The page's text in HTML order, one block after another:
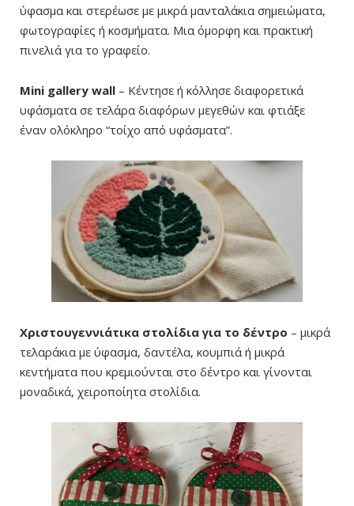
ύφασμα και στερέωσε με μικρά μανταλάκια σημειώματα,
φωτογραφίες ή κοσμήματα. Μια όμορφη και πρακτική
πινελιά για το γραφείο.
Mini gallery wall – Κέντησε ή κόλλησε διαφορετικά
υφάσματα σε τελάρα διαφόρων μεγεθών και φτιάξε
έναν ολόκληρο “τοίχο από υφάσματα”.
Χριστουγεννιάτικα στολίδια για το δέντρο – μικρά
τελαράκια με ύφασμα, δαντέλα, κουμπιά ή μικρά
κεντήματα που κρεμιούνται στο δέντρο και γίνονται
μοναδικά, χειροποίητα στολίδια.